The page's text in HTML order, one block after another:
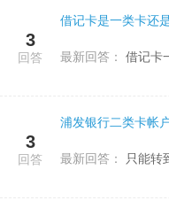
3
回答
借记卡是一类卡还
最新回答： 借记卡
3
回答
浦发银行二类卡帐
最新回答： 只能转